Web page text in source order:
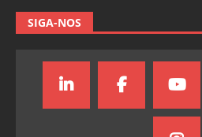
SIGA-NOS